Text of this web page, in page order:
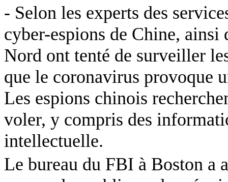
- Selon les experts des
cyber-espions de Chine, ainsi
Nord ont tenté de surveiller
que le coronavirus provoque
Les espions chinois
voler, y compris des
intellectuelle.
Le bureau du FBI à Boston a